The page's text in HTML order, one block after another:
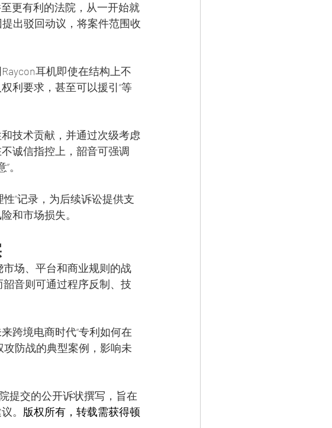
更有利的法院，从一开始就
提出驳回动议，将案件范围收
耳机即使在结构上不
利要求，甚至可以援引“等
技术贡献，并通过次级考虑
诚信指控上，韶音可强调
。
”记录，为后续诉讼提供支
和市场损失。
场、平台和商业规则的战
音则可通过程序反制、技
跨境电商时代“专利如何在
防战的典型案例，影响未
提交的公开诉状撰写，旨在
。 版权所有，转载需获得顿